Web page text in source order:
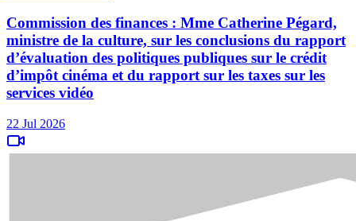
Commission des finances : Mme Catherine Pégard,
ministre de la culture, sur les conclusions du rapport
d’évaluation des politiques publiques sur le crédit
d’impôt cinéma et du rapport sur les taxes sur les
services vidéo
22 Jul 2026